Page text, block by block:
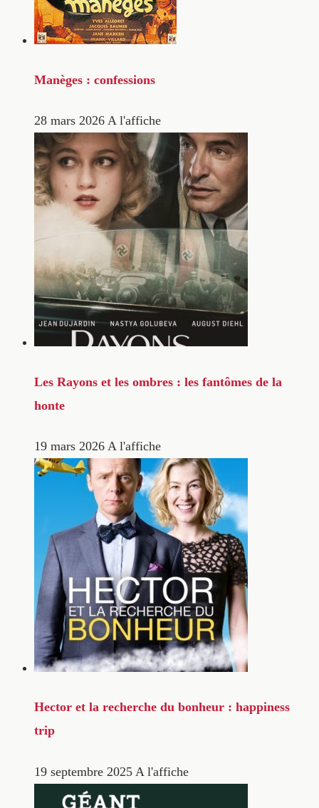
Manèges : confessions
28 mars 2026 A l'affiche
Les Rayons et les ombres : les fantômes de la
honte
19 mars 2026 A l'affiche
Hector et la recherche du bonheur : happiness
trip
19 septembre 2025 A l'affiche